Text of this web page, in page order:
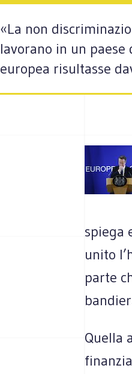
«La non
lavorano in un
europea risultasse
spiega
unito
parte
Quella